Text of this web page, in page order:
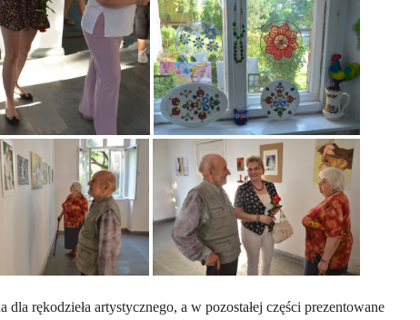
rękodzieła artystycznego, a w pozostałej części prezentowane